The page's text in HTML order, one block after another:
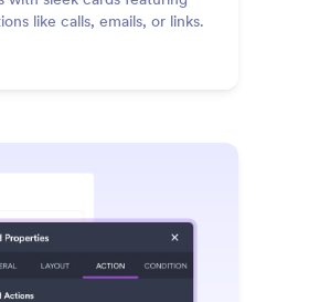
like calls, emails, or links.